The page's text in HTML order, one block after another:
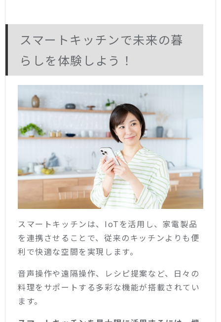
スマートキッチンで未来の暮
らしを体験しよう！
スマートキッチンは、IoTを活用し、家電製品
を連携させることで、従来のキッチンよりも便
利で快適な空間を実現します。
音声操作や遠隔操作、レシピ提案など、日々の
料理をサポートする多彩な機能が搭載されてい
ます。